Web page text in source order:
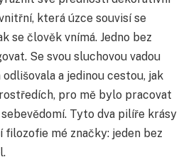
která úzce souvisí se
se člověk vnímá. Jedno bez
Se svou sluchovou vadou
a jedinou cestou, jak
pro mě bylo pracovat
Tyto dva pilíře krásy
filozofie mé značky: jeden bez